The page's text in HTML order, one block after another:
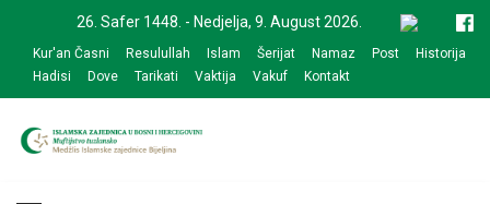
navigation
content
26. Safer 1448. - Nedjelja, 9. August 2026.
Kur'an Časni Resulullah Islam Šerijat Namaz Post
Historija
Hadisi
Dove Tarikati Vaktija Vakuf Kontakt